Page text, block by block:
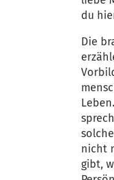
du
Die
nicht
gibt,